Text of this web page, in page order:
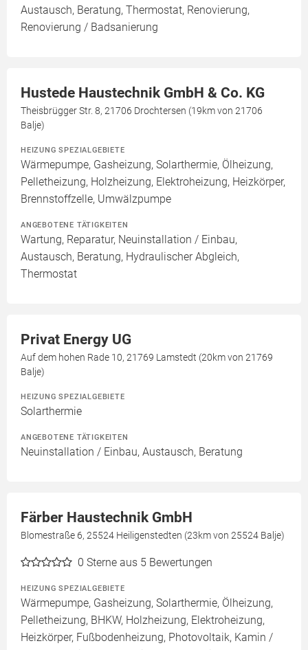
Austausch, Beratung, Thermostat, Renovierung,
Renovierung / Badsanierung
Hustede Haustechnik GmbH & Co. KG
Theisbrügger Str. 8, 21706 Drochtersen (19km von 21706
Balje)
HEIZUNG SPEZIALGEBIETE
Wärmepumpe, Gasheizung, Solarthermie, Ölheizung,
Pelletheizung, Holzheizung, Elektroheizung, Heizkörper,
Brennstoffzelle, Umwälzpumpe
ANGEBOTENE TÄTIGKEITEN
Wartung, Reparatur, Neuinstallation / Einbau,
Austausch, Beratung, Hydraulischer Abgleich,
Thermostat
Privat Energy UG
Auf dem hohen Rade 10, 21769 Lamstedt (20km von 21769
Balje)
HEIZUNG SPEZIALGEBIETE
Solarthermie
ANGEBOTENE TÄTIGKEITEN
Neuinstallation / Einbau, Austausch, Beratung
Färber Haustechnik GmbH
Blomestraße 6, 25524 Heiligenstedten (23km von 25524 Balje)
0 Sterne aus 5 Bewertungen
HEIZUNG SPEZIALGEBIETE
Wärmepumpe, Gasheizung, Solarthermie, Ölheizung,
Pelletheizung, BHKW, Holzheizung, Elektroheizung,
Heizkörper, Fußbodenheizung, Photovoltaik, Kamin /